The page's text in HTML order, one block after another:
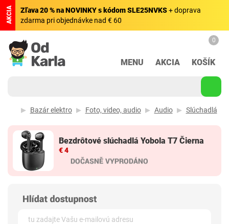
AKCIA Zľava 20 % na NOVINKY s kódom SLE25NVKS+ doprava
zdarma pri objednávke nad € 60
MENU AKCIA
0
KOŠÍK
Bazár elektro Foto, video, audio Audio Slúchadlá
Bezdrôtové slúchadlá Yobola T7 Čierna
€ 4